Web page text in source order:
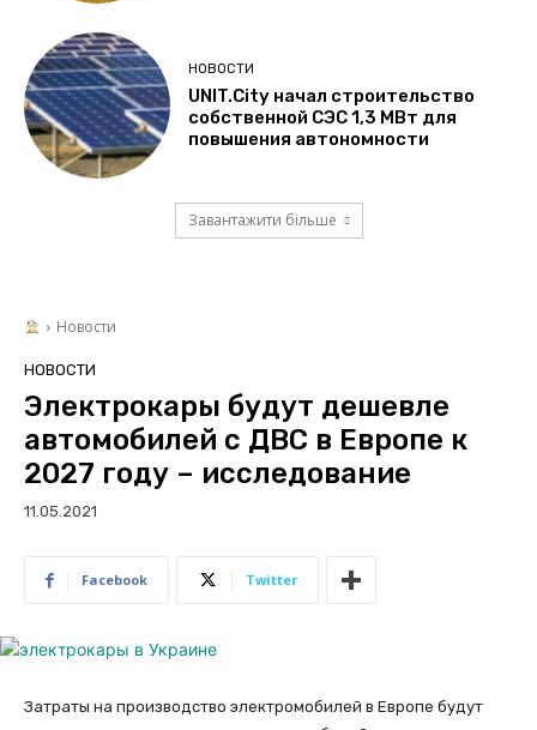
НОВОСТИ
UNIT.City начал строительство
собственной СЭС 1,3 МВт для
повышения автономности
Завантажити більше